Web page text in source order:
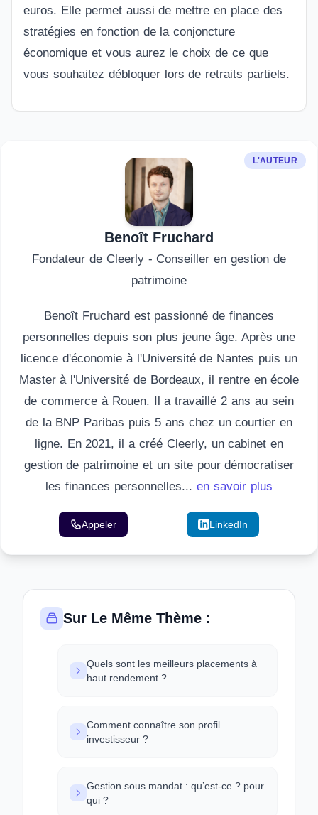
euros. Elle permet aussi de mettre en place des
stratégies en fonction de la conjoncture
économique et vous aurez le choix de ce que
vous souhaitez débloquer lors de retraits partiels.
L'AUTEUR
Benoît Fruchard
Fondateur de Cleerly - Conseiller en gestion de
patrimoine
Benoît Fruchard est passionné de finances
personnelles depuis son plus jeune âge. Après une
licence d'économie à l'Université de Nantes puis un
Master à l'Université de Bordeaux, il rentre en école
de commerce à Rouen. Il a travaillé 2 ans au sein
de la BNP Paribas puis 5 ans chez un courtier en
ligne. En 2021, il a créé Cleerly, un cabinet en
gestion de patrimoine et un site pour démocratiser
les finances personnelles... en savoir plus
Appeler LinkedIn
Sur Le Même Thème :
Quels sont les meilleurs placements à
haut rendement ?
Comment connaître son profil
investisseur ?
Gestion sous mandat : qu’est-ce ? pour
qui ?